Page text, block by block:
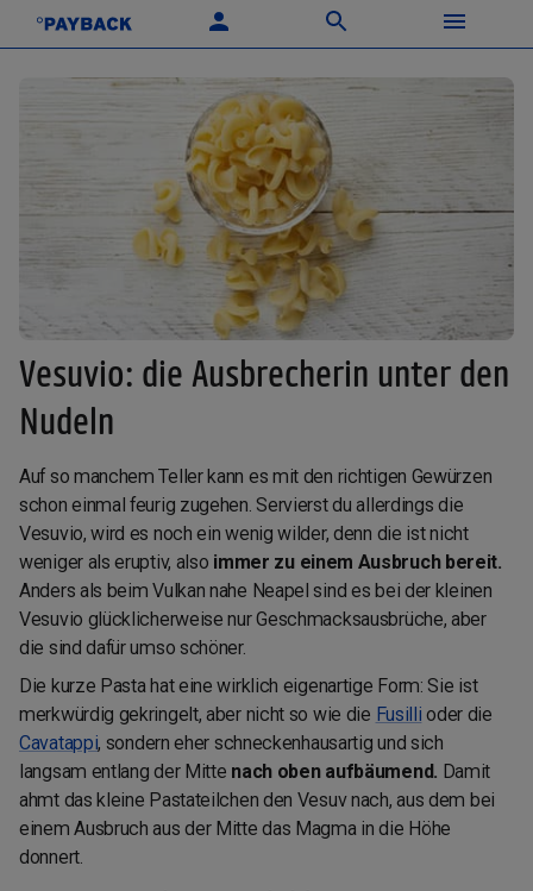
Vesuvio: die Ausbrecherin unter den
Nudeln
Auf so manchem Teller kann es mit den richtigen Gewürzen
schon einmal feurig zugehen. Servierst du allerdings die
Vesuvio, wird es noch ein wenig wilder, denn die ist nicht
weniger als eruptiv, also immer zu einem Ausbruch bereit.
Anders als beim Vulkan nahe Neapel sind es bei der kleinen
Vesuvio glücklicherweise nur Geschmacksausbrüche, aber
die sind dafür umso schöner.
Die kurze Pasta hat eine wirklich eigenartige Form: Sie ist
merkwürdig gekringelt, aber nicht so wie die Fusilli oder die
Cavatappi, sondern eher schneckenhausartig und sich
langsam entlang der Mitte nach oben aufbäumend. Damit
ahmt das kleine Pastateilchen den Vesuv nach, aus dem bei
einem Ausbruch aus der Mitte das Magma in die Höhe
donnert.